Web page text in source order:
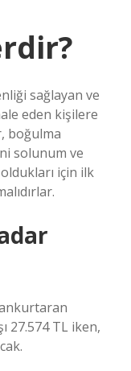
sağlayan ve
eden kişilere
boğulma
solunum ve
için ilk
27.574 TL iken,